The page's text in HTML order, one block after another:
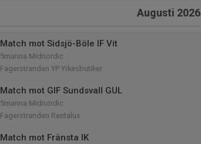
Augusti 2026
Match mot Sidsjö-Böle IF Vit
5manna Midnordic
Fagerstranden YP Yrkesbutiker
Match mot GIF Sundsvall GUL
5manna Midnordic
Fagerstranden Rentalux
Match mot Fränsta IK